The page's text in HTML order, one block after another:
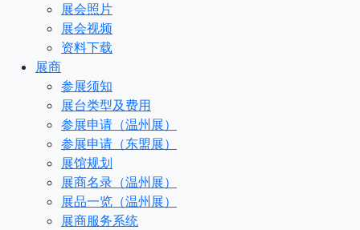
展会照片
展会视频
资料下载
展商
参展须知
展台类型及费用
参展申请（温州展）
参展申请（东盟展）
展馆规划
展商名录（温州展）
展品一览（温州展）
展商服务系统